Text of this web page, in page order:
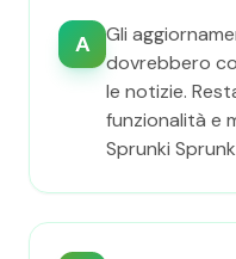
A
Gli
dovrebbero
le notizie.
funzionalità e
Sprunki